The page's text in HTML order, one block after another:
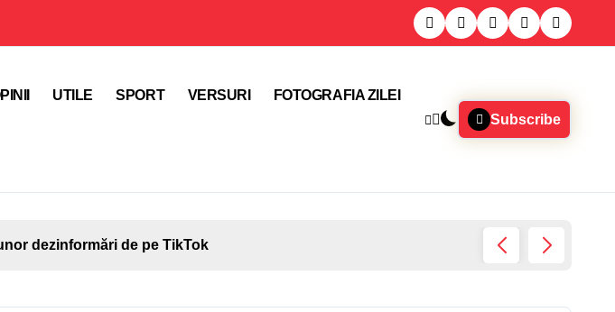
UTILE SPORT VERSURI FOTOGRAFIA ZILEI
Subscribe
dezinformări de pe TikTok